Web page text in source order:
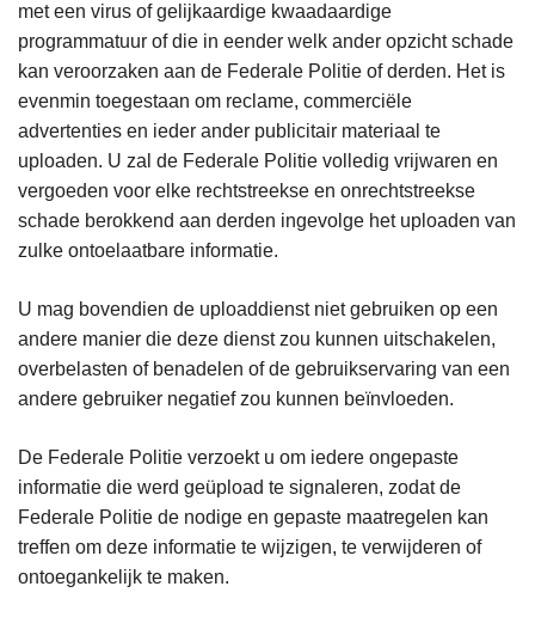
met een virus of gelijkaardige kwaadaardige
programmatuur of die in eender welk ander opzicht schade
kan veroorzaken aan de Federale Politie of derden. Het is
evenmin toegestaan om reclame, commerciële
advertenties en ieder ander publicitair materiaal te
uploaden. U zal de Federale Politie volledig vrijwaren en
vergoeden voor elke rechtstreekse en onrechtstreekse
schade berokkend aan derden ingevolge het uploaden van
zulke ontoelaatbare informatie.
U mag bovendien de uploaddienst niet gebruiken op een
andere manier die deze dienst zou kunnen uitschakelen,
overbelasten of benadelen of de gebruikservaring van een
andere gebruiker negatief zou kunnen beïnvloeden.
De Federale Politie verzoekt u om iedere ongepaste
informatie die werd geüpload te signaleren, zodat de
Federale Politie de nodige en gepaste maatregelen kan
treffen om deze informatie te wijzigen, te verwijderen of
ontoegankelijk te maken.